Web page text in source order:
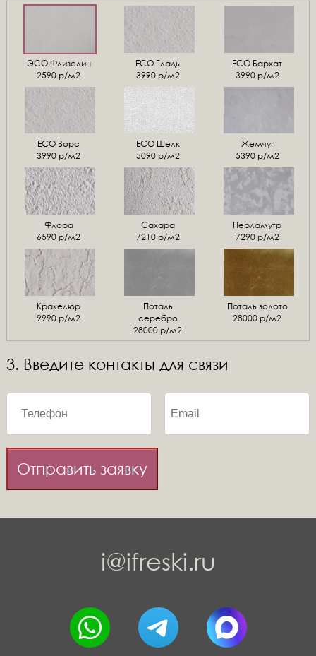
ЭСО Флизелин
2590 р/м2
ЕСО Гладь
3990 р/м2
ECO Бархат
3990 р/м2
ЕСО Ворс
3990 р/м2
ЕСО Шелк
5090 р/м2
Жемчуг
5390 р/м2
Флора
6590 р/м2
Сахара
7210 р/м2
Перламутр
7290 р/м2
Кракелюр
9990 р/м2
Поталь
серебро
28000 р/м2
Поталь золото
28000 р/м2
3. Введите контакты для связи
Отправить заявку
i@ifreski.ru